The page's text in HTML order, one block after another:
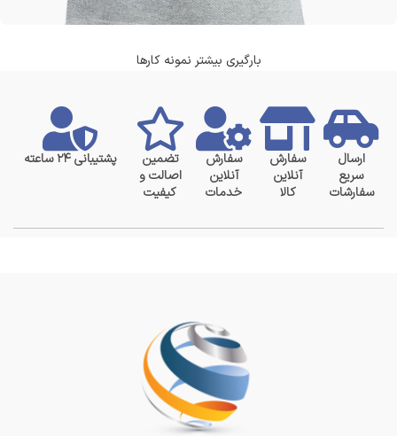
بارگیری بیشتر نمونه کارها
ارسال
سریع
سفارشات
سفارش
آنلاین
کالا
سفارش
آنلاین
خدمات
تضمین
اصالت و
کیفیت
پشتیبانی ۲۴ ساعته